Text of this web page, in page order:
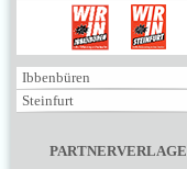
Ibbenbüren
Steinfurt
PARTNERVERLAGE